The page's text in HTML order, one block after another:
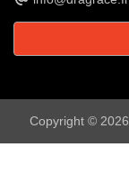
Copyright © 2026